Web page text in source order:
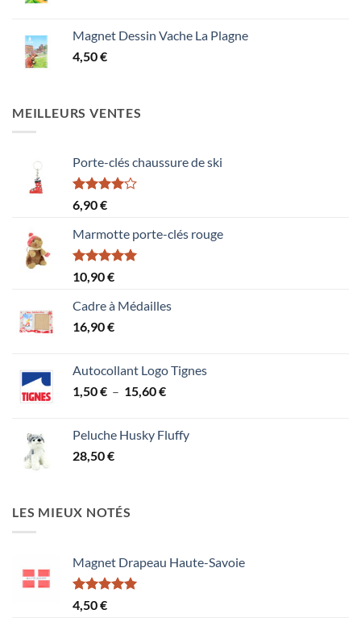
Magnet Dessin Vache La Plagne
4,50€
MEILLEURS VENTES
Porte-clés chaussure de ski
Note
4.00
5
6,90€
Marmotte porte-clés rouge
Note5.00
sur 5
10,90€
Cadre à Médailles
16,90€
Autocollant Logo Tignes
1,50€ – 15,60€Plage
1,50 €
Peluche Husky Fluffy
28,50€
LES MIEUX NOTÉS
Magnet Drapeau Haute-Savoie
Note5.00
4,50€